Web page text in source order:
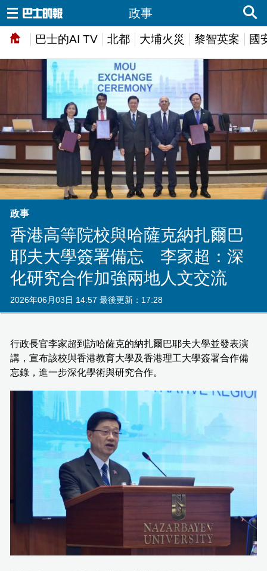
巴士的AI TV 北都 大埔火災 黎智英案 國
政事
政事
香港高等院校與哈薩克納扎爾巴
耶夫大學簽署備忘 李家超：深
化研究合作加強兩地人文交流
2026年06月03日 14:57 最後更新：17:28
行政長官李家超到訪哈薩克的納扎爾巴耶夫大學並發表演
講，宣布該校與香港教育大學及香港理工大學簽署合作備
忘錄，進一步深化學術與研究合作。